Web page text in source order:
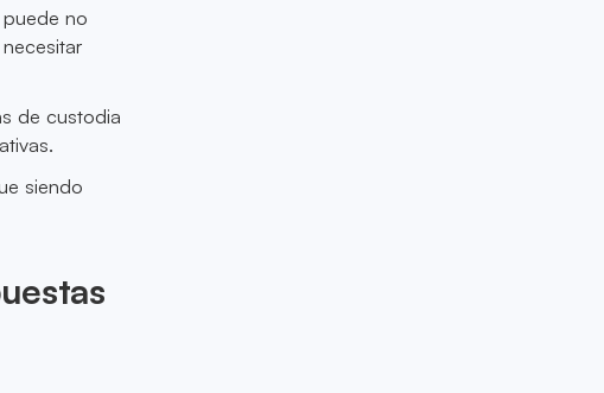
no
de custodia
siendo